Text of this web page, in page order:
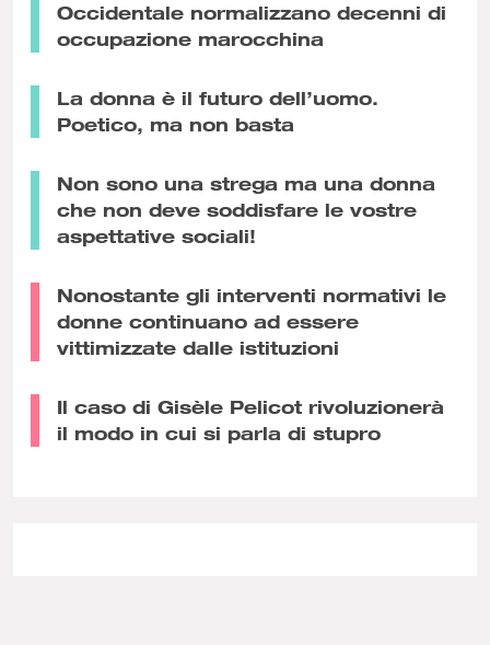
Occidentale normalizzano decenni di
occupazione marocchina
La donna è il futuro dell’uomo.
Poetico, ma non basta
Non sono una strega ma una donna
che non deve soddisfare le vostre
aspettative sociali!
Nonostante gli interventi normativi le
donne continuano ad essere
vittimizzate dalle istituzioni
Il caso di Gisèle Pelicot rivoluzionerà
il modo in cui si parla di stupro